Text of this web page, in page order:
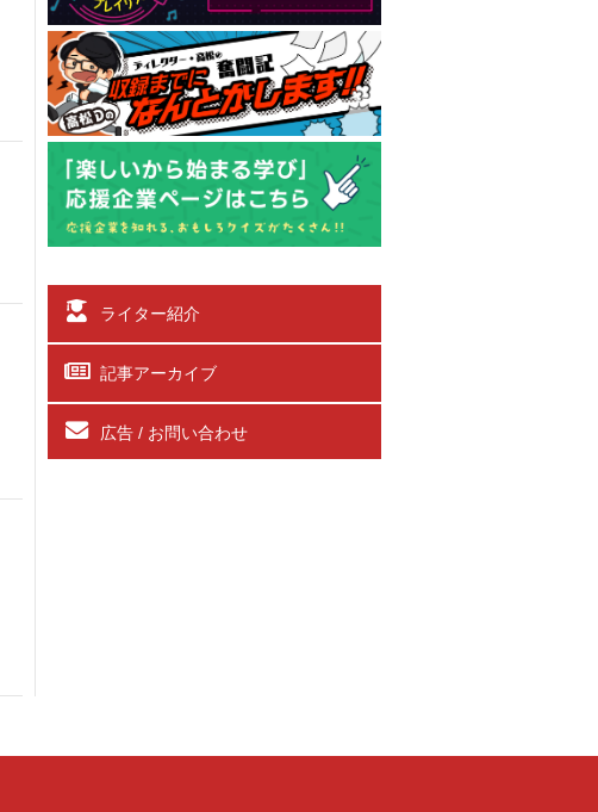
ライター紹介
記事アーカイブ
広告 / お問い合わせ